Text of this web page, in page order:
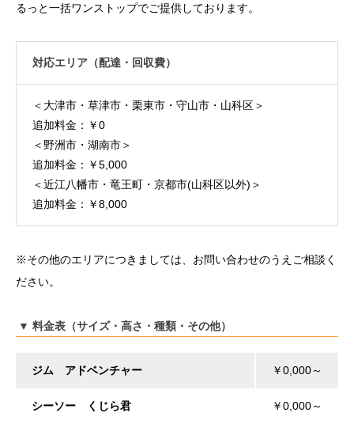
るっと一括ワンストップでご提供しております。
対応エリア（配達・回収費）
＜大津市・草津市・栗東市・守山市・山科区＞
追加料金：￥0
＜野洲市・湖南市＞
追加料金：￥5,000
＜近江八幡市・竜王町・京都市(山科区以外)＞
追加料金：￥8,000
※その他のエリアにつきましては、お問い合わせのうえご相談く
ださい。
▼ 料金表（サイズ・高さ・種類・その他）
ジム アドベンチャー ￥0,000～
シーソー くじら君 ￥0,000～